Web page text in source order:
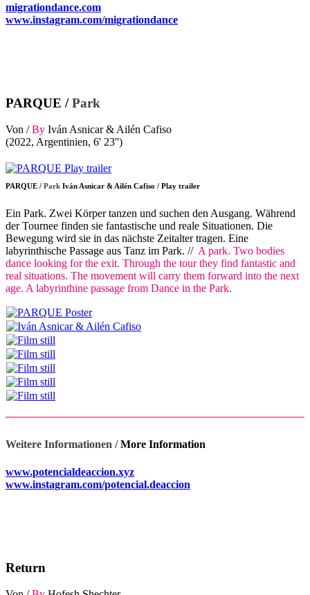
migrationdance.com
www.instagram.com/migrationdance
PARQUE /Park
Von /By Iván Asnicar & Ailén Cafiso
(2022, Argentinien, 6' 23'')
PARQUE / Park Iván Asnicar & Ailén Cafiso / Play trailer
Ein Park. Zwei Körper tanzen und suchen den Ausgang. Während
der Tournee finden sie fantastische und reale Situationen. Die
Bewegung wird sie in das nächste Zeitalter tragen. Eine
labyrinthische Passage aus Tanz im Park. // A park. Two bodies
dance looking for the exit. Through the tour they find fantastic and
real situations. The movement will carry them forward into the next
age. A labyrinthine passage from Dance in the Park.
Weitere Informationen /More Information
www.potencialdeaccion.xyz
www.instagram.com/potencial.deaccion
Return